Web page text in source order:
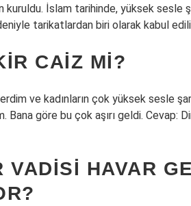
kuruldu. İslam tarihinde, yüksek sesle
tarikatlardan biri olarak kabul
CAIZ MI?
ve kadınların çok yüksek sesle
Bana göre bu çok aşırı geldi. Cevap:
VADISI HAVAR